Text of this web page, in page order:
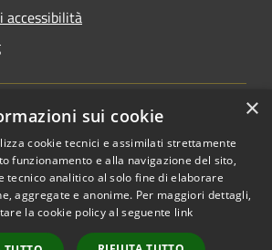
accessibilità
Officer):dpo@comune.ceriano-
Copyright © 2026 • Comune di
Ceriano Laghetto • Powered by
×
sui cookie
cookie tecnici e assimilati strettamente
funzionamento e alla navigazione del sito,
tecnico analitico al solo fine di elaborare
aggregate e anonime. Per maggiori dettagli,
la cookie policy al seguente link